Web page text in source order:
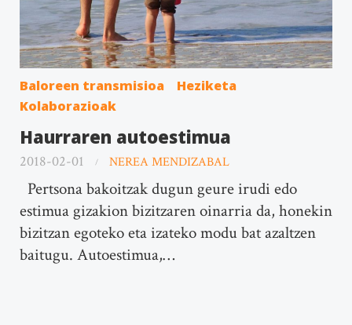
Baloreen transmisioa
Heziketa
Kolaborazioak
Haurraren autoestimua
2018-02-01 NEREA MENDIZABAL
Pertsona bakoitzak dugun geure irudi edo
estimua gizakion bizitzaren oinarria da, honekin
bizitzan egoteko eta izateko modu bat azaltzen
baitugu. Autoestimua,…